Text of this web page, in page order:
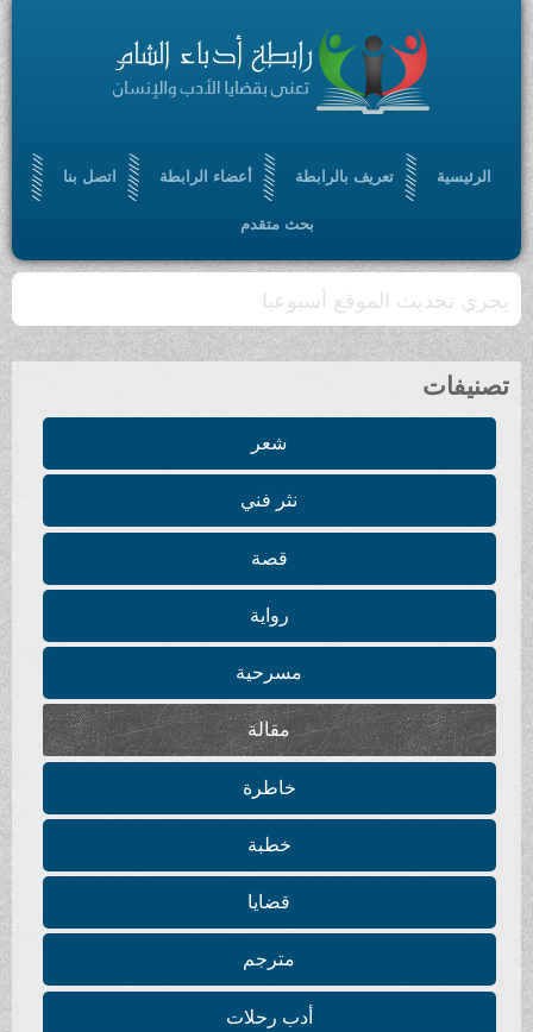
الرئيسية تعريف بالرابطة أعضاء الرابطة اتصل بنا
بحث متقدم
يجري تحديث الموقع أسبوعيا
تصنيفات
شعر
نثر فني
قصة
رواية
مسرحية
مقالة
خاطرة
خطبة
قضايا
مترجم
أدب رحلات